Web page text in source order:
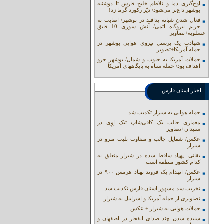
اوج‌گیری دما و تلاطم خلیج فارس تا دوشنبه
بوشهر داغ‌تر می‌شود/ دیّر رکورد گرما زد!
فعال شدن شبانه پدافند در بوشهر/ اصابت به
حریم نیروگاه اتمی/ آتش سوزی 10 قایق
عسلویه+نصاویر
شهادت یک پرسنل نیروی هوایی بوشهر در
حمله آمریکا+تصویر
حملات آمریکا به جنوب و شمال/ بوشهر جزو
اهداف بود/ حمله سپاه به پایگاههای آمریکا
اخبار استان فارس
حمله هوایی به شیراز تکذیب شد
معماری جالب یک کافی‌شاپ تیک اِوِی در
سپیدان+تصاویر
عکس/ شمایل جالب و متفاوت بلیت مترو در
شیراز
بقائی: پهپاد ساقط شده در شیراز متعلق به
کدام کشور منطقه است
عکس/ انهدام یک فروند پهپاد هرمس ۹۰۰ در
شیراز
تخریب سد مشهور استان فارس تکذیب شد
تصاویری از حمله آمریکا و اسراییل به شیراز
حملات هوایی به شیراز + عکس
شنیده شدن چند صدای انفجار در اصفهان و